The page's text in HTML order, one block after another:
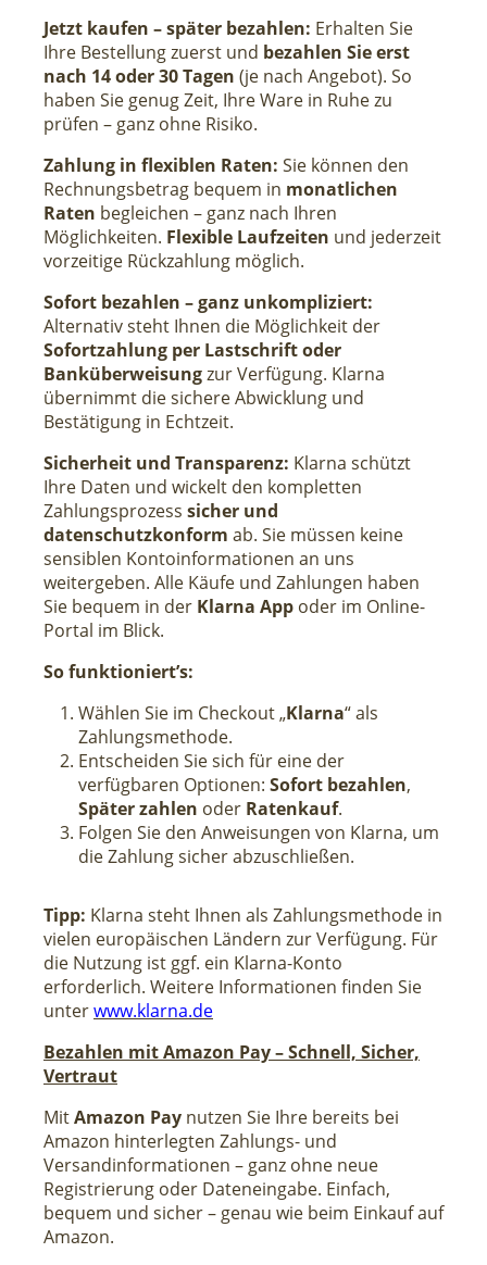
Jetzt kaufen – später bezahlen: Erhalten Sie
Ihre Bestellung zuerst und bezahlen Sie erst
nach 14 oder 30 Tagen (je nach Angebot). So
haben Sie genug Zeit, Ihre Ware in Ruhe zu
prüfen – ganz ohne Risiko.
Zahlung in flexiblen Raten: Sie können den
Rechnungsbetrag bequem in monatlichen
Raten begleichen – ganz nach Ihren
Möglichkeiten. Flexible Laufzeiten und jederzeit
vorzeitige Rückzahlung möglich.
Sofort bezahlen – ganz unkompliziert:
Alternativ steht Ihnen die Möglichkeit der
Sofortzahlung per Lastschrift oder
Banküberweisungzur Verfügung. Klarna
übernimmt die sichere Abwicklung und
Bestätigung in Echtzeit.
Sicherheit und Transparenz: Klarna schützt
Ihre Daten und wickelt den kompletten
Zahlungsprozess sicher und
datenschutzkonform ab. Sie müssen keine
sensiblen Kontoinformationen an uns
weitergeben. Alle Käufe und Zahlungen haben
Sie bequem in der Klarna App oder im Online-
Portal im Blick.
So funktioniert’s:
Wählen Sie im Checkout „Klarna“ als
Zahlungsmethode.
Entscheiden Sie sich für eine der
verfügbaren Optionen: Sofort bezahlen,
Später zahlen oder Ratenkauf.
Folgen Sie den Anweisungen von Klarna, um
die Zahlung sicher abzuschließen.
Tipp: Klarna steht Ihnen als Zahlungsmethode in
vielen europäischen Ländern zur Verfügung. Für
die Nutzung ist ggf. ein Klarna-Konto
erforderlich. Weitere Informationen finden Sie
unterwww.klarna.de
Bezahlen mit Amazon Pay – Schnell, Sicher,
Vertraut
MitAmazon Pay nutzen Sie Ihre bereits bei
Amazon hinterlegten Zahlungs- und
Versandinformationen – ganz ohne neue
Registrierung oder Dateneingabe. Einfach,
bequem und sicher – genau wie beim Einkauf auf
Amazon.